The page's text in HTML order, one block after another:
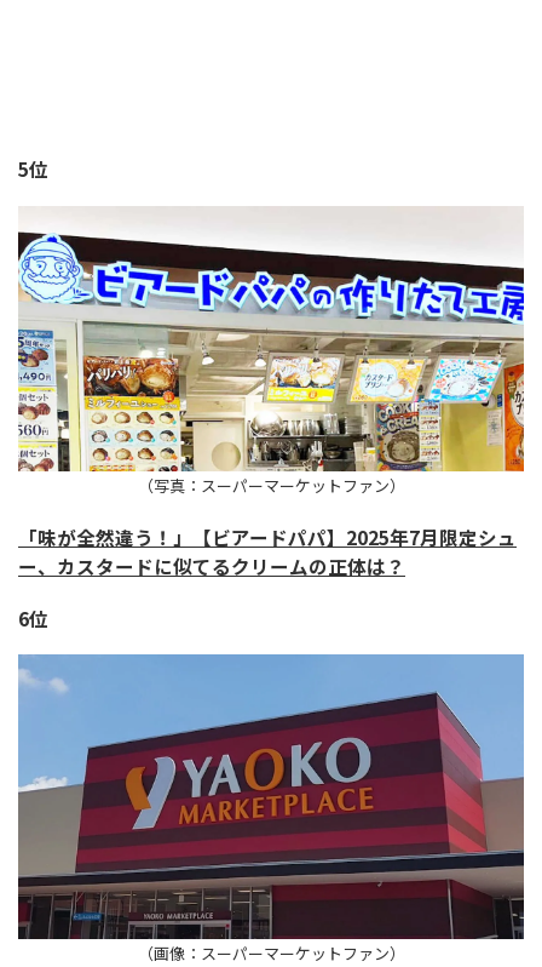
5位
（写真：スーパーマーケットファン）
「味が全然違う！」【ビアードパパ】2025年7月限定シュ
ー、カスタードに似てるクリームの正体は？
6位
（画像：スーパーマーケットファン）